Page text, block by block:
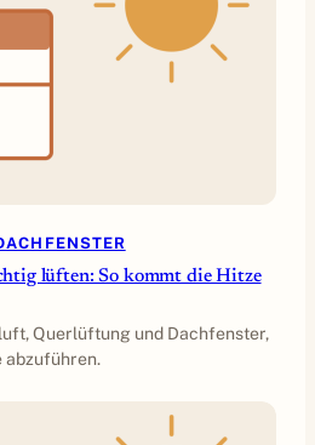
lüften: So kommt die Hitze
Querlüftung und Dachfenster,
abzuführen.